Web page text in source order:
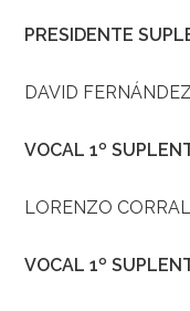
PRESIDENTE
DAVID
VOCAL 1º
LORENZO
VOCAL 1º